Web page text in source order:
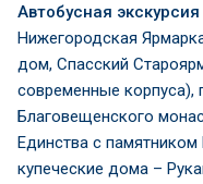
Автобусная
Нижегородская
дом, Спасский
современные корпуса),
Благовещенского
Единства с
купеческие дома –